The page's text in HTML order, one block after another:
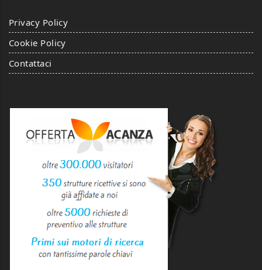
Privacy Policy
Cookie Policy
Contattaci